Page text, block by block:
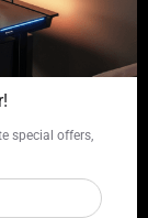
special offers,